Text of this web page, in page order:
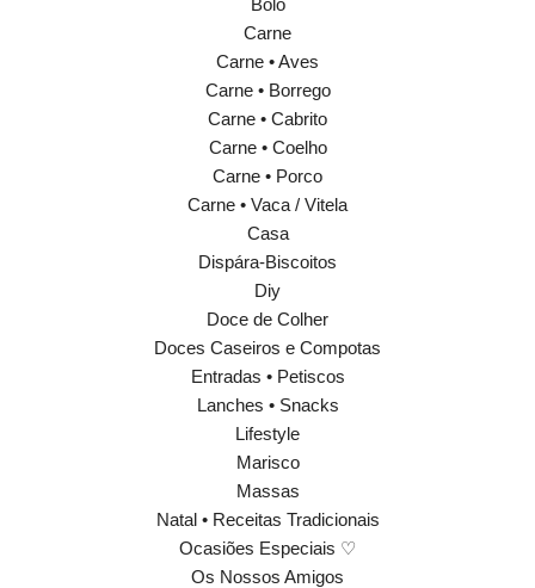
Carne
Carne • Aves
Carne • Borrego
Carne • Cabrito
Carne • Coelho
Carne • Porco
Carne • Vaca / Vitela
Casa
Dispára-Biscoitos
Diy
Doce de Colher
Doces Caseiros e Compotas
Entradas • Petiscos
Lanches • Snacks
Lifestyle
Marisco
Massas
Natal • Receitas Tradicionais
Ocasiões Especiais ♡
Os Nossos Amigos